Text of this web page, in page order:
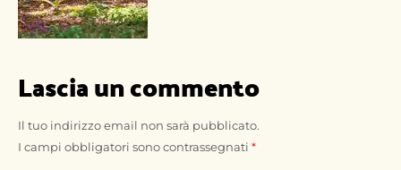
Lascia un commento
Il tuo indirizzo email non sarà pubblicato.
I campi obbligatori sono contrassegnati *